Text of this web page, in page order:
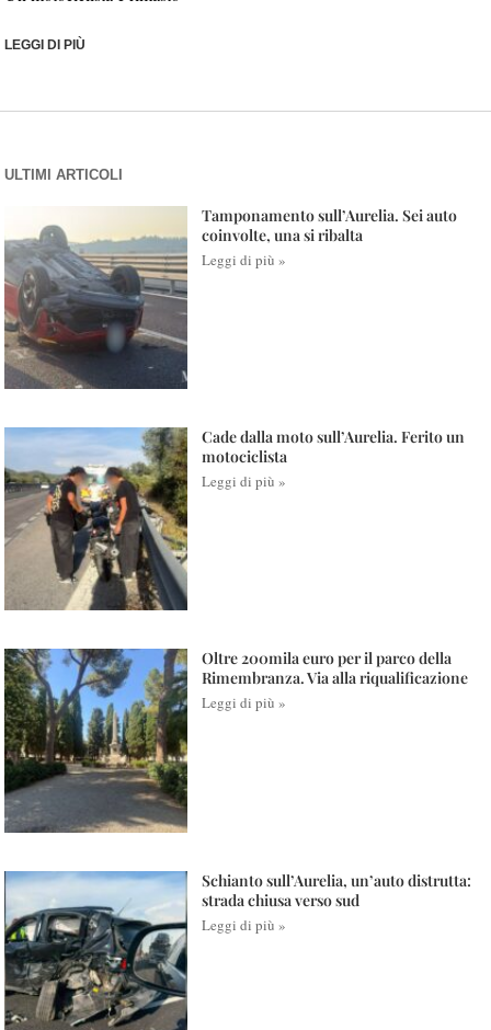
LEGGI DI PIÙ
ULTIMI ARTICOLI
Tamponamento sull’Aurelia. Sei auto
coinvolte, una si ribalta
Leggi di più »
Cade dalla moto sull’Aurelia. Ferito un
motociclista
Leggi di più »
Oltre 200mila euro per il parco della
Rimembranza. Via alla riqualificazione
Leggi di più »
Schianto sull’Aurelia, un’auto distrutta:
strada chiusa verso sud
Leggi di più »